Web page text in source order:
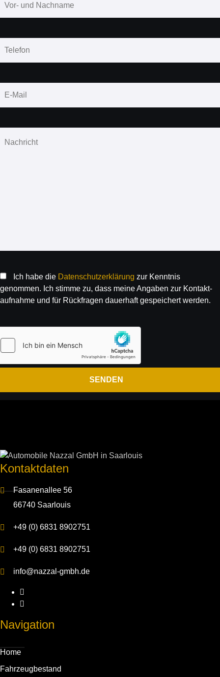
Ich habe die Daten­schutz­erklärung zur Kenntnis
genommen. Ich stimme zu, dass meine Angaben zur Kontakt­
aufnahme und für Rück­fragen dauer­haft gespeichert werden.
Kontakt­daten
Fasanenallee 56
66740 Saarlouis
+49 (0) 6831 8902751
+49 (0) 6831 8902751
info@nazzal-gmbh.de
Navigation
Home
Fahrzeug­bestand